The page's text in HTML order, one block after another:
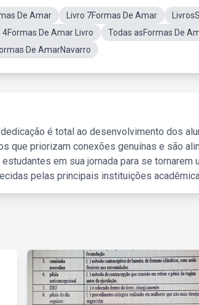
De Amar Livro 7Formas De Amar
4Formas De Amar Livro Todas asFormas De
De AmarNavarro
é total ao desenvolvimento dos
que priorizam conexões genuínas e são
em sua jornada para se tornarem
pelas principais instituições